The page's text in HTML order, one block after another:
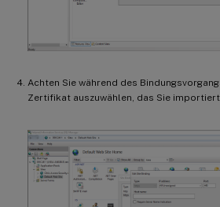
Achten Sie während des
Zertifikat auszuwählen, das Sie importiert